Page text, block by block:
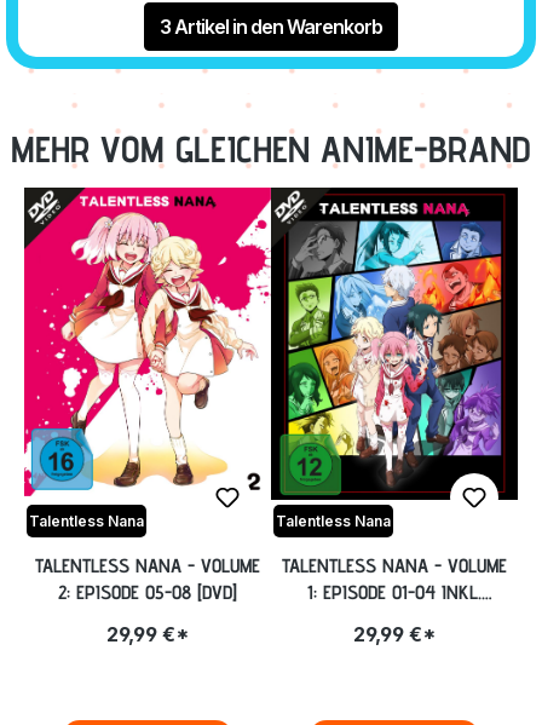
3 Artikel in den Warenkorb
MEHR VOM GLEICHEN ANIME-BRAND
Talentless Nana
TALENTLESS NANA - VOLUME
2: EPISODE 05-08 [DVD]
29,99 €*
Talentless Nana
TALENTLESS NANA - VOLUME
1: EPISODE 01-04 INKL.
29,99 €*